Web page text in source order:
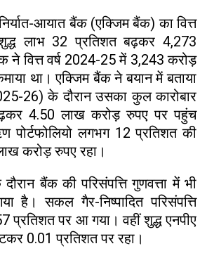
आयात बैंक (एक्जिम बैंक) का वित्त
लाभ 32 प्रतिशत बढ़कर 4,273
ने वित्त वर्ष 2024-25 में 3,243 करोड़
था। एक्जिम बैंक ने बयान में बताया
26) के दौरान उसका कुल कारोबार
4.50 लाख करोड़ रुपए पर पहुंच
पोर्टफोलियो लगभग 12 प्रतिशत की
करोड़ रुपए रहा।
बैंक की परिसंपत्ति गुणवत्ता में भी
है। सकल गैर-निष्पादित परिसंपत्ति
प्रतिशत पर आ गया। वहीं शुद्ध एनपीए
0.01 प्रतिशत पर रहा।